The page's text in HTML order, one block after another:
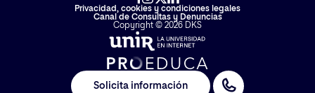
Privacidad, cookies y condiciones legales
Canal de Consultas y Denuncias
Copyright © 2026 DKS
Solicita información